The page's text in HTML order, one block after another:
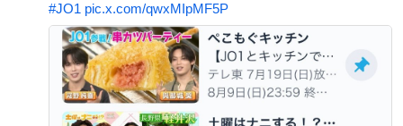
#JO1 pic.x.com/qwxMIpMF5P